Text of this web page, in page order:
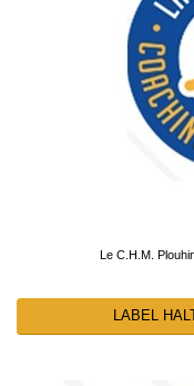
Le C.H.M.
LABEL